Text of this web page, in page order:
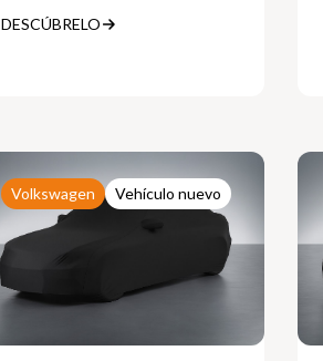
DESCÚBRELO
Volkswagen Vehículo nuevo